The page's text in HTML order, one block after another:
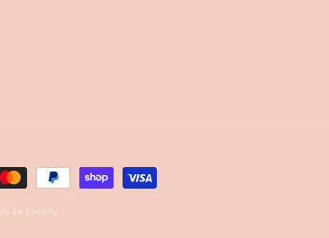
de Shopify